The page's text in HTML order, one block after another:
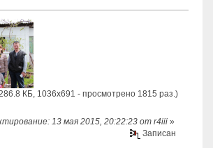
КБ, 1036x691 - просмотрено 1815 раз.)
13 мая 2015, 20:22:23 от r4iii »
Записан